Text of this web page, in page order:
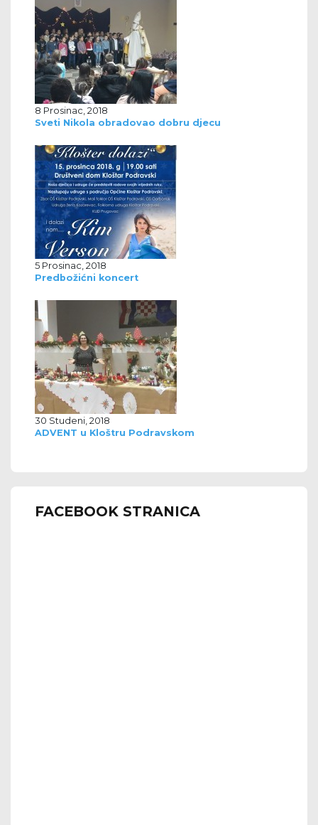
8 Prosinac, 2018
Sveti Nikola obradovao dobru djecu
5 Prosinac, 2018
Predbožićni koncert
30 Studeni, 2018
ADVENT u Kloštru Podravskom
FACEBOOK STRANICA